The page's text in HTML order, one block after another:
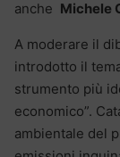
anche Michele
A moderare il
introdotto il
strumento più
economico”.
ambientale del